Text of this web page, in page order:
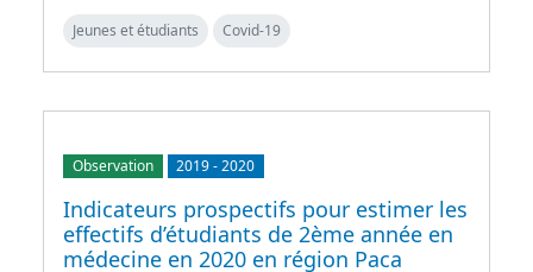
Jeunes et étudiants Covid-19
Observation 2019-2020
Indicateurs prospectifs pour estimer les
effectifs d’étudiants de 2ème année en
médecine en 2020 en région Paca